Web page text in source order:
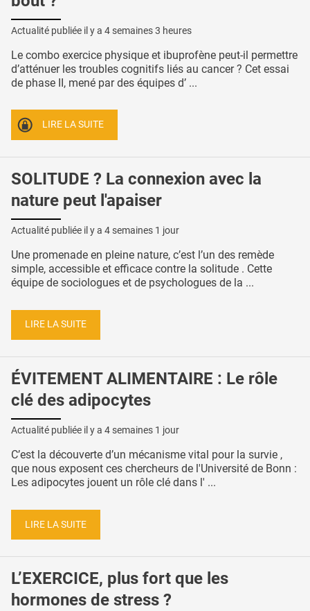
Actualité publiée il y a 4 semaines 3 heures
Le combo exercice physique et ibuprofène peut-il permettre
d’atténuer les troubles cognitifs liés au cancer ? Cet essai
de phase II, mené par des équipes d’ ...
LIRE LA SUITE
SOLITUDE ? La connexion avec la
nature peut l'apaiser
Actualité publiée il y a 4 semaines 1 jour
Une promenade en pleine nature, c’est l’un des remède
simple, accessible et efficace contre la solitude . Cette
équipe de sociologues et de psychologues de la ...
LIRE LA SUITE
ÉVITEMENT ALIMENTAIRE : Le rôle
clé des adipocytes
Actualité publiée il y a 4 semaines 1 jour
C’est la découverte d’un mécanisme vital pour la survie ,
que nous exposent ces chercheurs de l'Université de Bonn :
Les adipocytes jouent un rôle clé dans l' ...
LIRE LA SUITE
L’EXERCICE, plus fort que les
hormones de stress ?